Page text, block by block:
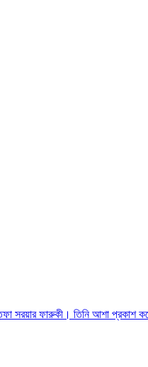
সরয়ার ফারুকী। তিনি আশা প্রকাশ